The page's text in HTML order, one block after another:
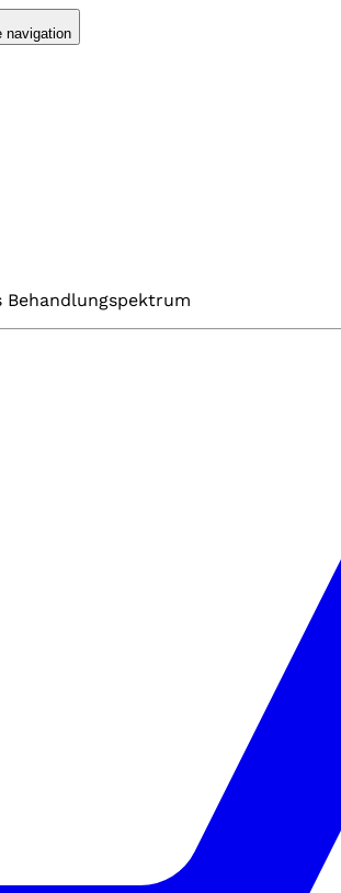
navigation
Behandlungspektrum